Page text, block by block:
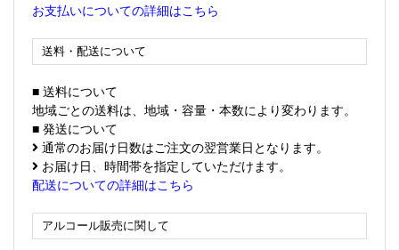
お支払いについての詳細はこちら
送料・配送について
■ 送料について
地域ごとの送料は、地域・容量・本数により変わります。
■ 発送について
通常のお届け日数はご注文の翌営業日となります。
お届け日、時間帯を指定していただけます。
配送についての詳細はこちら
アルコール販売に関して